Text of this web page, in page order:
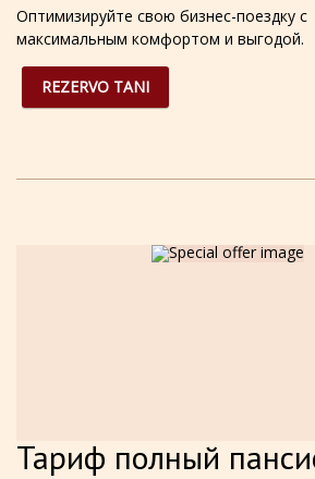
Оптимизируйте свою бизнес-поездку с
максимальным комфортом и выгодой.
REZERVO TANI
Тариф полный